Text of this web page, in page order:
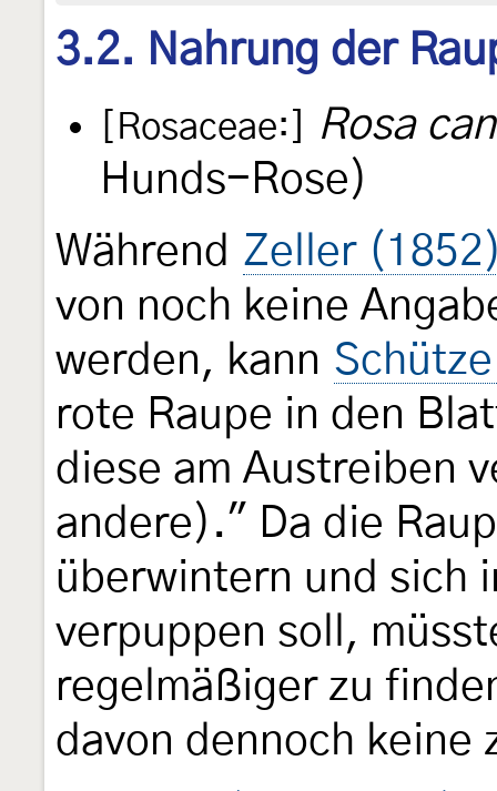
3.2. Nahrung der
[Rosaceae:]
Rosa
Hunds-Rose)
Während Zeller
von noch keine
werden, kann
rote Raupe in den
diese am Austreiben
andere)." Da die
überwintern und sich
verpuppen soll,
regelmäßiger zu
davon dennoch keine